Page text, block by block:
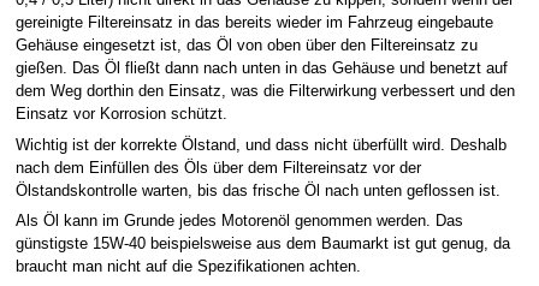
gereinigte Filtereinsatz in das bereits wieder im Fahrzeug eingebaute
Gehäuse eingesetzt ist, das Öl von oben über den Filtereinsatz zu
gießen. Das Öl fließt dann nach unten in das Gehäuse und benetzt auf
dem Weg dorthin den Einsatz, was die Filterwirkung verbessert und den
Einsatz vor Korrosion schützt.
Wichtig ist der korrekte Ölstand, und dass nicht überfüllt wird. Deshalb
nach dem Einfüllen des Öls über dem Filtereinsatz vor der
Ölstandskontrolle warten, bis das frische Öl nach unten geflossen ist.
Als Öl kann im Grunde jedes Motorenöl genommen werden. Das
günstigste 15W-40 beispielsweise aus dem Baumarkt ist gut genug, da
braucht man nicht auf die Spezifikationen achten.